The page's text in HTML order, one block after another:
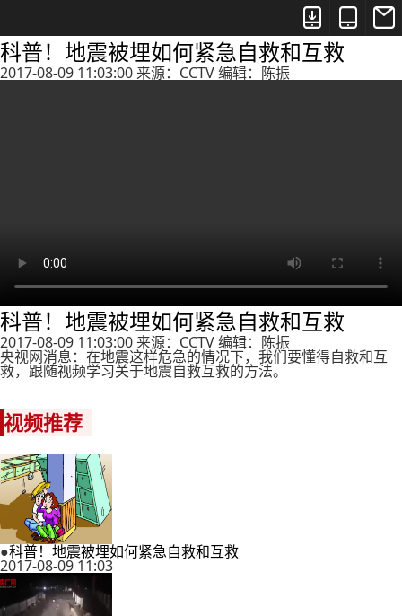



科普！地震被埋如何紧急自救和互救
2017-08-09 11:03:00 来源：CCTV 编辑：陈振
科普！地震被埋如何紧急自救和互救
2017-08-09 11:03:00 来源：CCTV 编辑：陈振
央视网消息：在地震这样危急的情况下，我们要懂得自救和互
救，跟随视频学习关于地震自救互救的方法。
视频推荐
●科普！地震被埋如何紧急自救和互救
2017-08-09 11:03